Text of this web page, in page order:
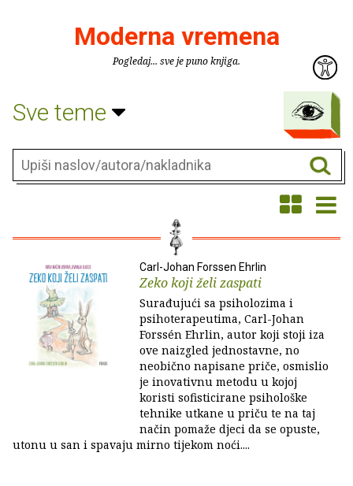
Moderna vremena
Pogledaj... sve je puno knjiga.
Sve teme
Carl-Johan Forssen Ehrlin
Zeko koji želi zaspati
Surađujući sa psiholozima i
psihoterapeutima, Carl-Johan
Forssén Ehrlin, autor koji stoji iza
ove naizgled jednostavne, no
neobično napisane priče, osmislio
je inovativnu metodu u kojoj
koristi sofisticirane psihološke
tehnike utkane u priču te na taj
način pomaže djeci da se opuste,
utonu u san i spavaju mirno tijekom noći....